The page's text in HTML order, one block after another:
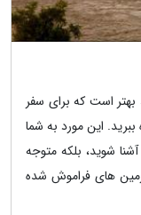
بهتر است که برای سفر
این مورد به شما
شوید، بلکه متوجه
های فراموش شده